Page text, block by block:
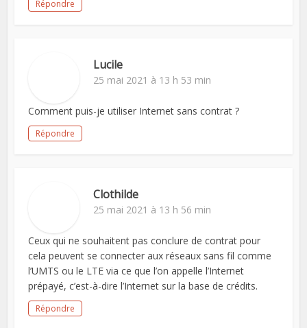
Répondre
Lucile
25 mai 2021 à 13 h 53 min
Comment puis-je utiliser Internet sans contrat ?
Répondre
Clothilde
25 mai 2021 à 13 h 56 min
Ceux qui ne souhaitent pas conclure de contrat pour
cela peuvent se connecter aux réseaux sans fil comme
l’UMTS ou le LTE via ce que l’on appelle l’Internet
prépayé, c’est-à-dire l’Internet sur la base de crédits.
Répondre